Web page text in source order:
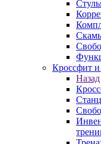
Кроссфит
Назад